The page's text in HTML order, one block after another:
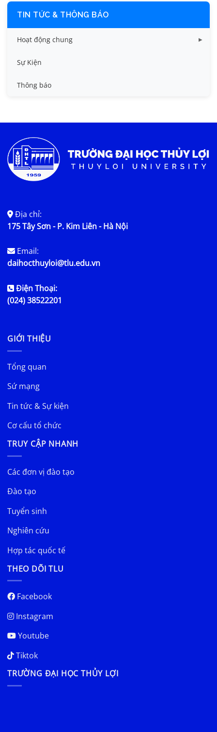
TIN TỨC & THÔNG BÁO
Hoạt động chung
Tin công tác sinh viên
Tin đào tạo
Tin tức chung
Sự Kiện
Thông báo
Địa chỉ:
175 Tây Sơn - P. Kim Liên - Hà Nội
Email:
daihocthuyloi@tlu.edu.vn
Điện Thoại:
(024) 38522201
GIỚI THIỆU
Tổng quan
Sứ mạng
Tin tức & Sự kiện
Cơ cấu tổ chức
TRUY CẬP NHANH
Các đơn vị đào tạo
Đào tạo
Tuyển sinh
Nghiên cứu
Hợp tác quốc tế
THEO DÕI TLU
Facebook
Instagram
Youtube
Tiktok
TRƯỜNG ĐẠI HỌC THỦY LỢI